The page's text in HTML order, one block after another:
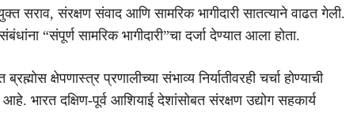
सराव, संरक्षण संवाद आणि सामरिक भागीदारी सातत्याने वाढत गेली.
“संपूर्ण सामरिक भागीदारी”चा दर्जा देण्यात आला होता.
क्षेपणास्त्र प्रणालीच्या संभाव्य निर्यातीवरही चर्चा होण्याची
भारत दक्षिण-पूर्व आशियाई देशांसोबत संरक्षण उद्योग सहकार्य